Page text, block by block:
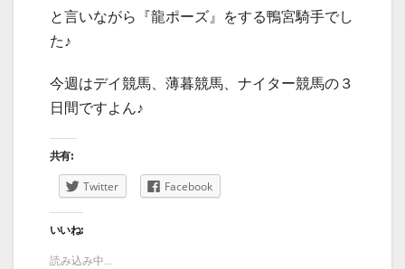
と言いながら『龍ポーズ』をする鴨宮騎手でし
た♪
今週はデイ競馬、薄暮競馬、ナイター競馬の３
日間ですよん♪
共有:
Twitter Facebook
いいね:
読み込み中...